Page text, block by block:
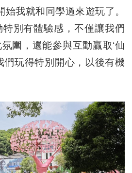
始我就和同學過來遊玩了。
別有體驗感，不僅讓我們
圍，還能參與互動贏取‘仙
們玩得特別開心，以後有機